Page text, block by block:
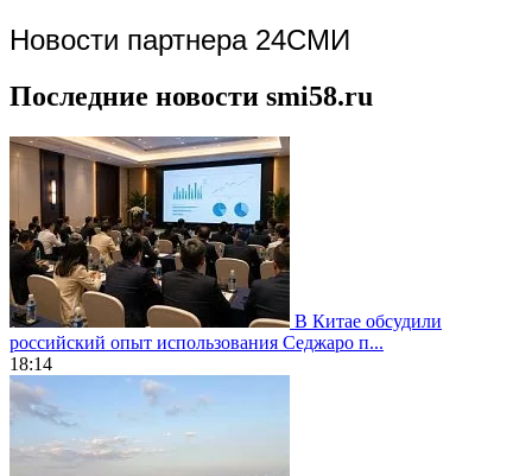
Новости партнера 24СМИ
Последние новости smi58.ru
В Китае обсудили
российский опыт использования Седжаро п...
18:14